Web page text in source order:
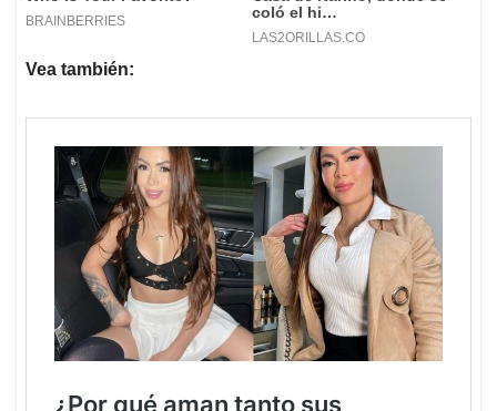
Vea también: